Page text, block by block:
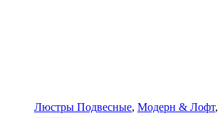
Люстры Подвесные, Модерн & Лофт,